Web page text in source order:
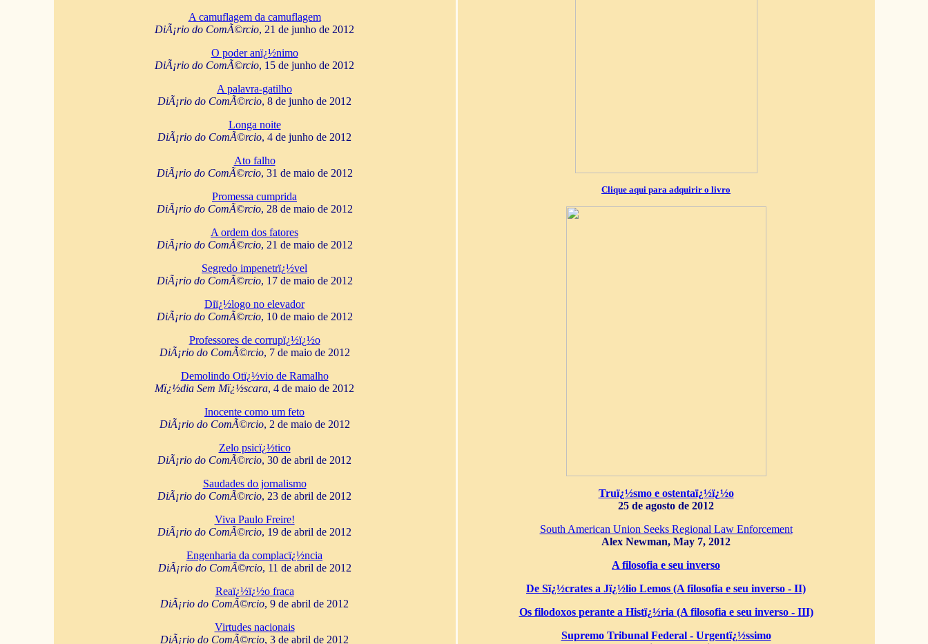
A camuflagem da camuflagem
DiÃ¡rio do ComÃ©rcio, 21 de junho de 2012
O poder anï¿½nimo
DiÃ¡rio do ComÃ©rcio, 15 de junho de 2012
A palavra-gatilho
DiÃ¡rio do ComÃ©rcio, 8 de junho de 2012
Longa noite
DiÃ¡rio do ComÃ©rcio, 4 de junho de 2012
Ato falho
DiÃ¡rio do ComÃ©rcio, 31 de maio de 2012
Promessa cumprida
DiÃ¡rio do ComÃ©rcio, 28 de maio de 2012
A ordem dos fatores
DiÃ¡rio do ComÃ©rcio, 21 de maio de 2012
Segredo impenetrï¿½vel
DiÃ¡rio do ComÃ©rcio, 17 de maio de 2012
Diï¿½logo no elevador
DiÃ¡rio do ComÃ©rcio, 10 de maio de 2012
Professores de corrupï¿½ï¿½o
DiÃ¡rio do ComÃ©rcio, 7 de maio de 2012
Demolindo Otï¿½vio de Ramalho
Mï¿½dia Sem Mï¿½scara, 4 de maio de 2012
Inocente como um feto
DiÃ¡rio do ComÃ©rcio, 2 de maio de 2012
Zelo psicï¿½tico
DiÃ¡rio do ComÃ©rcio, 30 de abril de 2012
Saudades do jornalismo
DiÃ¡rio do ComÃ©rcio, 23 de abril de 2012
Viva Paulo Freire!
DiÃ¡rio do ComÃ©rcio, 19 de abril de 2012
Engenharia da complacï¿½ncia
DiÃ¡rio do ComÃ©rcio, 11 de abril de 2012
Reaï¿½ï¿½o fraca
DiÃ¡rio do ComÃ©rcio, 9 de abril de 2012
Virtudes nacionais
DiÃ¡rio do ComÃ©rcio, 3 de abril de 2012
Clique aqui para adquirir o livro
Truï¿½smo e ostentaï¿½ï¿½o
25 de agosto de 2012
South American Union Seeks Regional Law Enforcement
Alex Newman, May 7, 2012
A filosofia e seu inverso
De Sï¿½crates a Jï¿½lio Lemos (A filosofia e seu inverso - II)
Os filodoxos perante a Histï¿½ria (A filosofia e seu inverso - III)
Supremo Tribunal Federal - Urgentï¿½ssimo